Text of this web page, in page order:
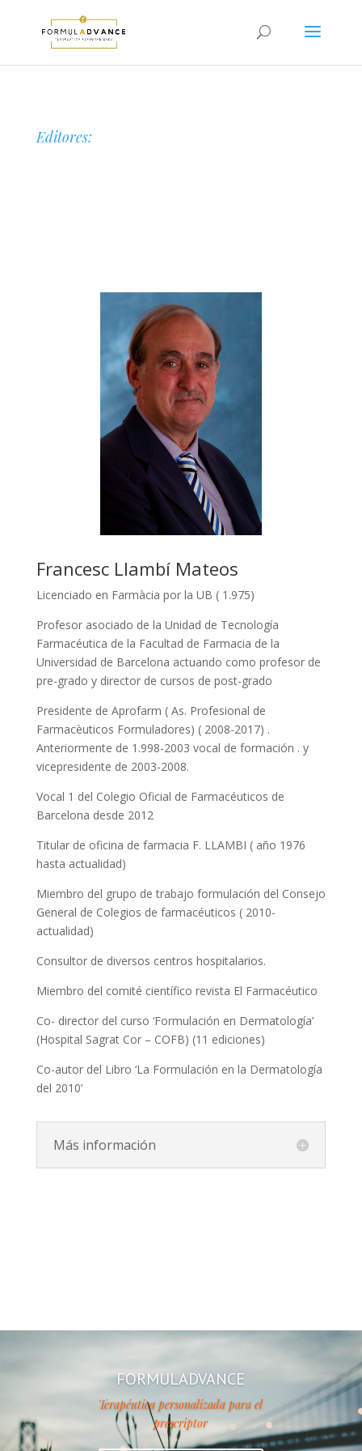
Editores:
Francesc Llambí Mateos
Licenciado en Farmàcia por la UB ( 1.975)
Profesor asociado de la Unidad de Tecnología
Farmacéutica de la Facultad de Farmacia de la
Universidad de Barcelona actuando como profesor de
pre-grado y director de cursos de post-grado
Presidente de Aprofarm ( As. Profesional de
Farmacèuticos Formuladores) ( 2008-2017) .
Anteriormente de 1.998-2003 vocal de formación . y
vicepresidente de 2003-2008.
Vocal 1 del Colegio Oficial de Farmacéuticos de
Barcelona desde 2012
Titular de oficina de farmacia F. LLAMBI ( año 1976
hasta actualidad)
Miembro del grupo de trabajo formulación del Consejo
General de Colegios de farmacéuticos ( 2010-
actualidad)
Consultor de diversos centros hospitalarios.
Miembro del comité científico revista El Farmacéutico
Co- director del curso ‘Formulación en Dermatología’
(Hospital Sagrat Cor – COFB) (11 ediciones)
Co-autor del Libro ‘La Formulación en la Dermatología
del 2010’
Más información
FORMULADVANCE
Terapéutica personalizada para el
prescriptor